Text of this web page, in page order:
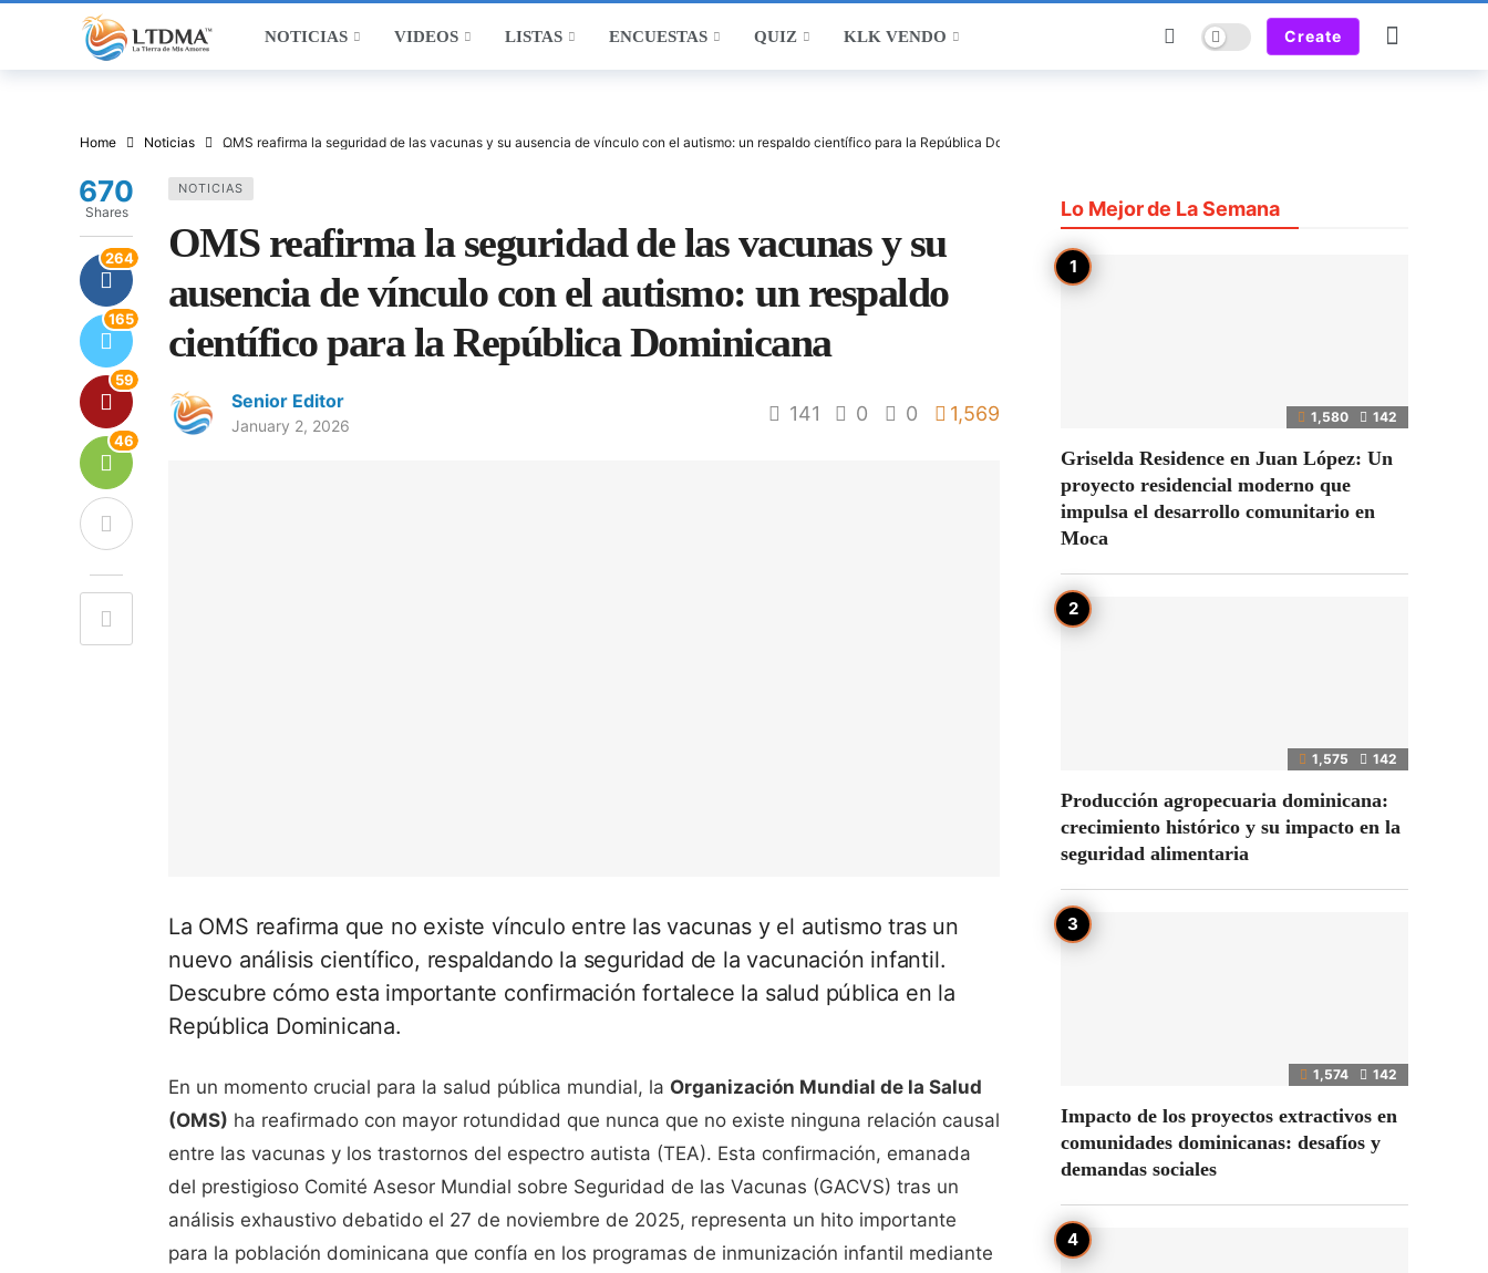
NOTICIAS VIDEOS LISTAS ENCUESTAS QUIZ KLK VENDO Dark mode Create
Home Noticias OMS reafirma la seguridad de las vacunas y su ausencia de vínculo con el autismo: un respaldo científico para la República Dominicana
NOTICIAS
OMS reafirma la seguridad de las vacunas y su
ausencia de vínculo con el autismo: un respaldo
científico para la República Dominicana
Senior Editor
January 2, 2026
141 0 0 1,569
670
Shares
264
165
59
46
La OMS reafirma que no existe vínculo entre las vacunas y el autismo tras un
nuevo análisis científico, respaldando la seguridad de la vacunación infantil.
Descubre cómo esta importante confirmación fortalece la salud pública en la
República Dominicana.
En un momento crucial para la salud pública mundial, la Organización Mundial de la Salud
(OMS) ha reafirmado con mayor rotundidad que nunca que no existe ninguna relación causal
entre las vacunas y los trastornos del espectro autista (TEA). Esta confirmación, emanada
del prestigioso Comité Asesor Mundial sobre Seguridad de las Vacunas (GACVS) tras un
análisis exhaustivo debatido el 27 de noviembre de 2025, representa un hito importante
para la población dominicana que confía en los programas de inmunización infantil mediante
Lo Mejor de La Semana
1,580 142
Griselda Residence en Juan López: Un
proyecto residencial moderno que
impulsa el desarrollo comunitario en
Moca
1,575 142
Producción agropecuaria dominicana:
crecimiento histórico y su impacto en la
seguridad alimentaria
1,574 142
Impacto de los proyectos extractivos en
comunidades dominicanas: desafíos y
demandas sociales